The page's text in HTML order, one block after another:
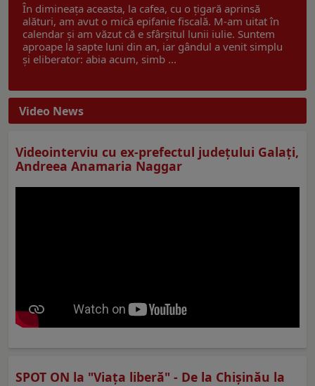
În dimineața aceasta, la cafea, cu o țigară aprinsă
alături, am avut o mică epifanie fiscală. M-am uitat în
calendar și am văzut că e sfârșitul lunii iulie. Suntem
aproape la șapte luni din an, iar gândul a venit simplu
și eliberator: abia acum, simb ...
Video News
Videointerviu cu ex-prefectul judeţului Galaţi,
Andreea Anamaria Naggar
SPOT ON la "Viaţa liberă" - De la Chișinău la